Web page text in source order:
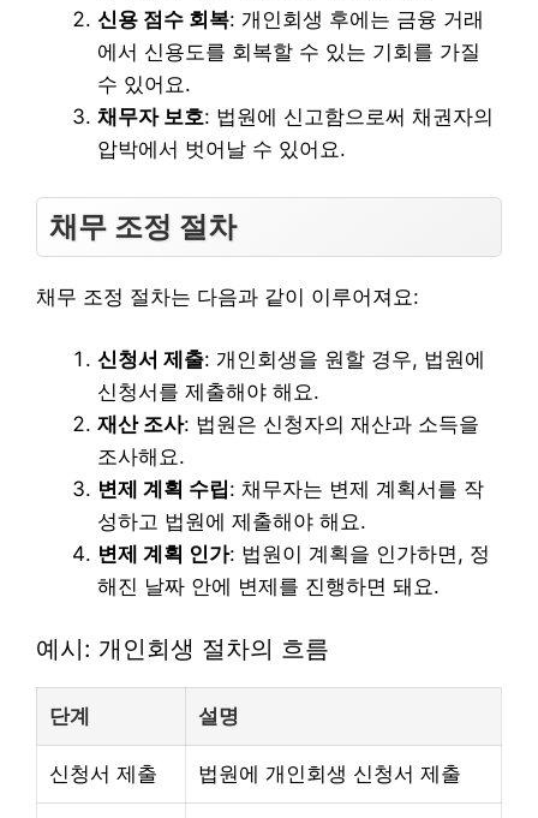
신용 점수 회복: 개인회생 후에는 금융 거래
에서 신용도를 회복할 수 있는 기회를 가질
수 있어요.
채무자 보호: 법원에 신고함으로써 채권자의
압박에서 벗어날 수 있어요.
채무 조정 절차
채무 조정 절차는 다음과 같이 이루어져요:
신청서 제출: 개인회생을 원할 경우, 법원에
신청서를 제출해야 해요.
재산 조사: 법원은 신청자의 재산과 소득을
조사해요.
변제 계획 수립: 채무자는 변제 계획서를 작
성하고 법원에 제출해야 해요.
변제 계획 인가: 법원이 계획을 인가하면, 정
해진 날짜 안에 변제를 진행하면 돼요.
예시: 개인회생 절차의 흐름
단계 설명
신청서 제출 법원에 개인회생 신청서 제출